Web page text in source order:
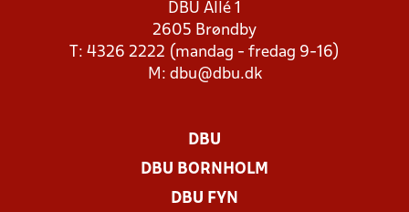
DBU Allé 1
2605 Brøndby
T: 4326 2222 (mandag - fredag 9-16)
M: dbu@dbu.dk
DBU
DBU BORNHOLM
DBU FYN